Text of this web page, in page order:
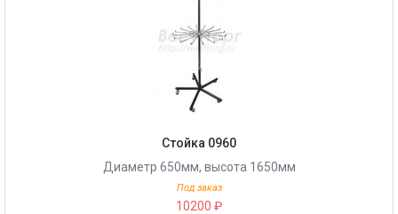
Стойка 0960
Диаметр 650мм, высота 1650мм
Под заказ
10200 ₽